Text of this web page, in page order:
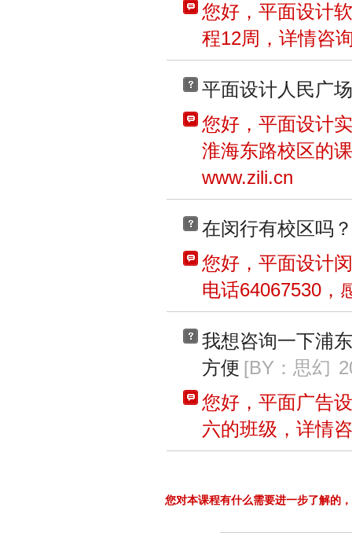
您好，平面设计
程12周，详情咨
平面设计人民广
您好，平面设计
淮海东路校区的
www.zili.cn
在闵行有校区吗
您好，平面设计
电话64067530，
我想咨询一下浦
方便 [BY：思幻
您好，平面广告
六的班级，详情
您对本课程有什么需要进一步了解的